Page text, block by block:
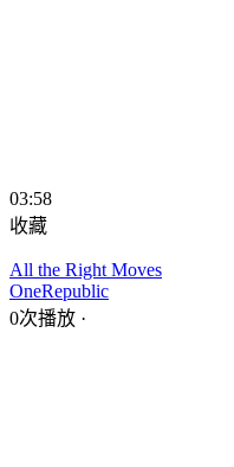
03:58
收藏
All the Right Moves
OneRepublic
0次播放 ·